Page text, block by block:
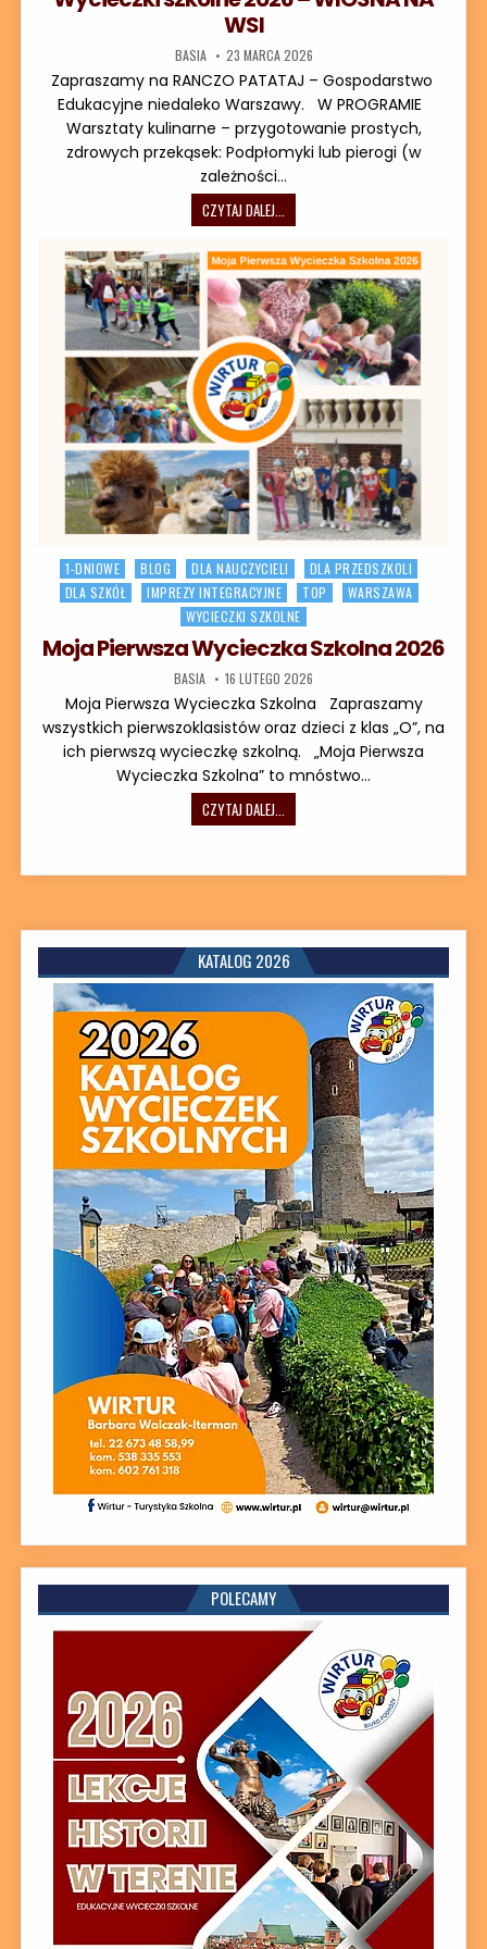
WSI
AUTOR:
BASIA DATA PUBLIKACJI:
23 MARCA 2026
Zapraszamy na RANCZO PATATAJ – Gospodarstwo
Edukacyjne niedaleko Warszawy. W PROGRAMIE
Warsztaty kulinarne – przygotowanie prostych,
zdrowych przekąsek: Podpłomyki lub pierogi (w
zależności…
CZYTAJ DALEJ...
Posted in
1-DNIOWE BLOG DLA NAUCZYCIELI
DLA PRZEDSZKOLI
DLA SZKÓŁ
IMPREZY INTEGRACYJNE TOP
WARSZAWA
WYCIECZKI SZKOLNE
Moja Pierwsza Wycieczka Szkolna 2026
AUTOR:
BASIA DATA PUBLIKACJI:
16 LUTEGO 2026
Moja Pierwsza Wycieczka Szkolna Zapraszamy
wszystkich pierwszoklasistów oraz dzieci z klas „O”, na
ich pierwszą wycieczkę szkolną. „Moja Pierwsza
Wycieczka Szkolna” to mnóstwo…
CZYTAJ DALEJ...
KATALOG 2026
POLECAMY